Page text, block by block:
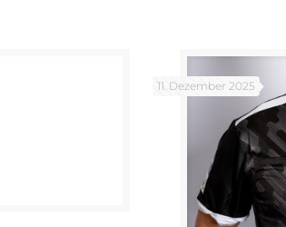
11. Dezember 2025